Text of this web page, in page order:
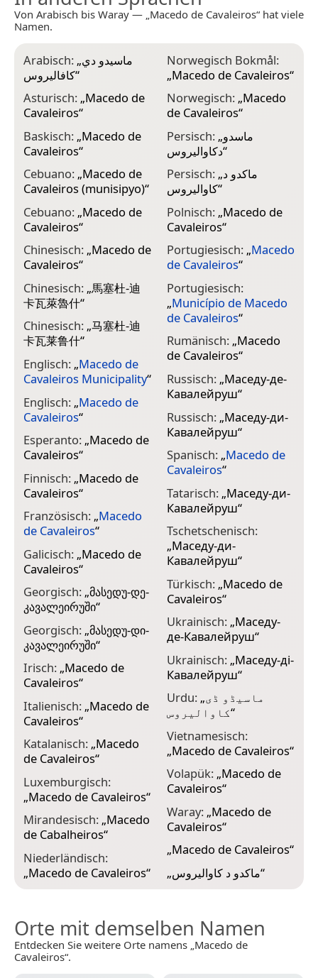
Von Arabisch bis Waray — „Macedo de Cavaleiros“ hat viele
Namen.
Arabisch: „ماسيدو دي
كافاليروس“
Asturisch: „Macedo de
Cavaleiros“
Baskisch: „Macedo de
Cavaleiros“
Cebuano: „Macedo de
Cavaleiros (munisipyo)“
Cebuano: „Macedo de
Cavaleiros“
Chinesisch: „Macedo de
Cavaleiros“
Chinesisch: „馬塞杜-迪
卡瓦萊魯什“
Chinesisch: „马塞杜-迪
卡瓦莱鲁什“
Englisch: „Macedo de
Cavaleiros Municipality“
Englisch: „Macedo de
Cavaleiros“
Esperanto: „Macedo de
Cavaleiros“
Finnisch: „Macedo de
Cavaleiros“
Französisch: „Macedo
de Cavaleiros“
Galicisch: „Macedo de
Cavaleiros“
Georgisch: „მასედუ-დე-
კავალეირუში“
Georgisch: „მასედუ-დი-
კავალეირუში“
Irisch: „Macedo de
Cavaleiros“
Italienisch: „Macedo de
Cavaleiros“
Katalanisch: „Macedo
de Cavaleiros“
Luxemburgisch:
„Macedo de Cavaleiros“
Mirandesisch: „Macedo
de Cabalheiros“
Niederländisch:
„Macedo de Cavaleiros“
Norwegisch Bokmål:
„Macedo de Cavaleiros“
Norwegisch: „Macedo
de Cavaleiros“
Persisch: „ماسدو
دکاوالیروس“
Persisch: „ماکدو د
کاوالیروس“
Polnisch: „Macedo de
Cavaleiros“
Portugiesisch: „Macedo
de Cavaleiros“
Portugiesisch:
„Município de Macedo
de Cavaleiros“
Rumänisch: „Macedo
de Cavaleiros“
Russisch: „Маседу-де-
Кавалейруш“
Russisch: „Маседу-ди-
Кавалейруш“
Spanisch: „Macedo de
Cavaleiros“
Tatarisch: „Маседу-ди-
Кавалейруш“
Tschetschenisch:
„Маседу-ди-
Кавалейруш“
Türkisch: „Macedo de
Cavaleiros“
Ukrainisch: „Маседу-
де-Кавалейруш“
Ukrainisch: „Маседу-ді-
Кавалейруш“
Urdu: „ماسیڈو ڈی
کاوالیروس“
Vietnamesisch:
„Macedo de Cavaleiros“
Volapük: „Macedo de
Cavaleiros“
Waray: „Macedo de
Cavaleiros“
„Macedo de Cavaleiros“
„ماکدو د کاوالیروس“
Orte mit demselben Namen
Entdecken Sie weitere Orte namens „Macedo de
Cavaleiros“.